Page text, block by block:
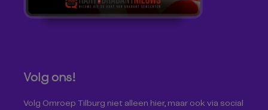
Volg ons!
Volg Omroep Tilburg niet alleen hier, maar ook via social